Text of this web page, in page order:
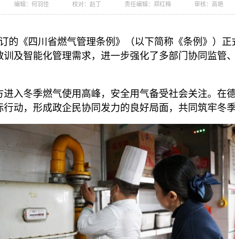
编辑：何羽佳 校对：赵丁 责任编辑：郑红梅 审核：高艳
的《四川省燃气管理条例》（以下简称《条例》）
及智能化管理需求，进一步强化了多部门协同监管
进入冬季燃气使用高峰，安全用气备受社会关注。在
行动，形成政企民协同发力的良好局面，共同筑牢冬